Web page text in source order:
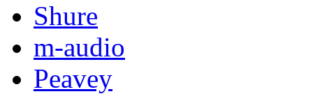
Shure
m-audio
Peavey